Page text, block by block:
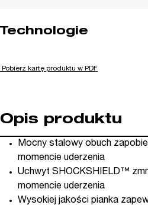
Technologie
Pobierz kartę produktu w PDF
Opis produktu
Mocny stalowy obuch
momencie uderzenia
Uchwyt SHOCKSHIELD™
momencie uderzenia
Wysokiej jakości pianka